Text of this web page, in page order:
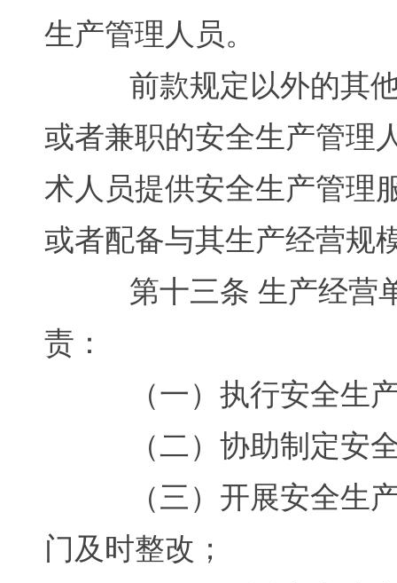
生产管理人员。
前款规定以外的其他
或者兼职的安全生产管理
术人员提供安全生产管理
或者配备与其生产经营规
第十三条 生产经营单
责：
（一）执行安全生产
（二）协助制定安全
（三）开展安全生产
门及时整改；